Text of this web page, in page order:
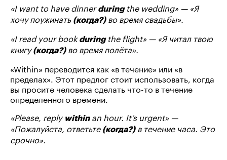
«I want to have dinnerduringthe wedding» — «Я
хочу поужинать (когда?)во время свадьбы».
«I read your bookduringthe flight» — «Я читал твою
книгу(когда?)во время полёта».
«Within» переводится как «в течение» или «в
пределах». Этот предлог стоит использовать, когда
вы просите человека сделать что-то в течение
определенного времени.
«Please, reply withinan hour. It’s urgent» —
«Пожалуйста, ответьте (когда?)в течение часа. Это
срочно».